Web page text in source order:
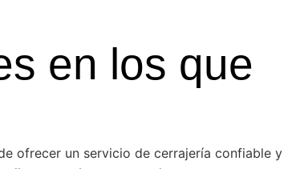
en los que
ofrecer un servicio de cerrajería confiable y